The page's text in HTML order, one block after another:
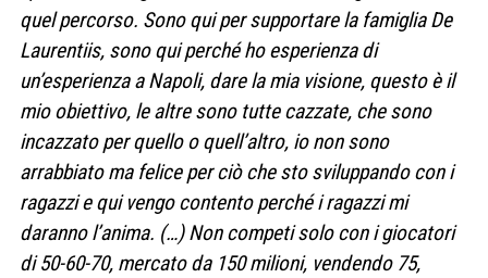
quel percorso. Sono qui per supportare la famiglia De
Laurentiis, sono qui perché ho esperienza di
un’esperienza a Napoli, dare la mia visione, questo è il
mio obiettivo, le altre sono tutte cazzate, che sono
incazzato per quello o quell’altro, io non sono
arrabbiato ma felice per ciò che sto sviluppando con i
ragazzi e qui vengo contento perché i ragazzi mi
daranno l’anima. (…) Non competi solo con i giocatori
di 50-60-70, mercato da 150 milioni, vendendo 75,